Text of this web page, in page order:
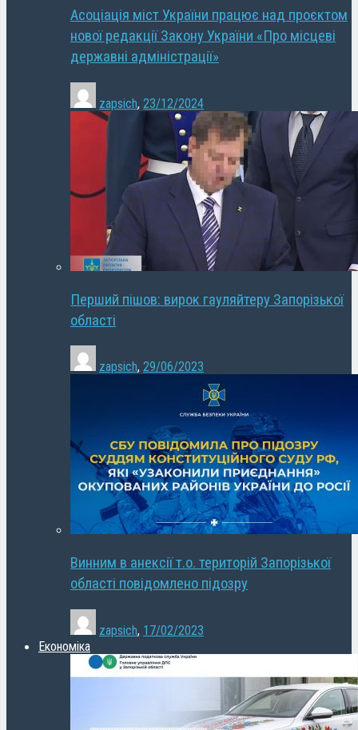
Асоціація міст України працює над проєктом
нової редакції Закону України «Про місцеві
державні адміністрації»
zapsich, 23/12/2024
Перший пішов: вирок гауляйтеру Запорізької
області
zapsich, 29/06/2023
Винним в анексії т.о. територій Запорізької
області повідомлено підозру
zapsich, 17/02/2023
Економіка